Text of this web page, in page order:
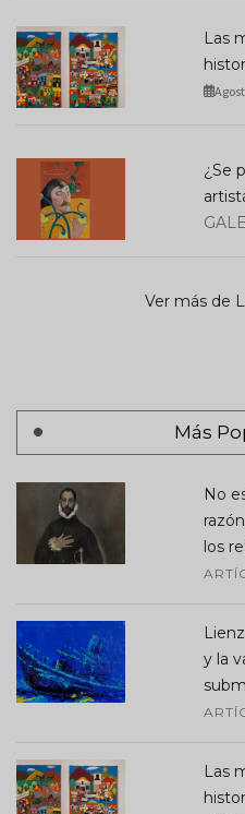
Las
¿Se
Ver más de
Más
No
los
y la
Las